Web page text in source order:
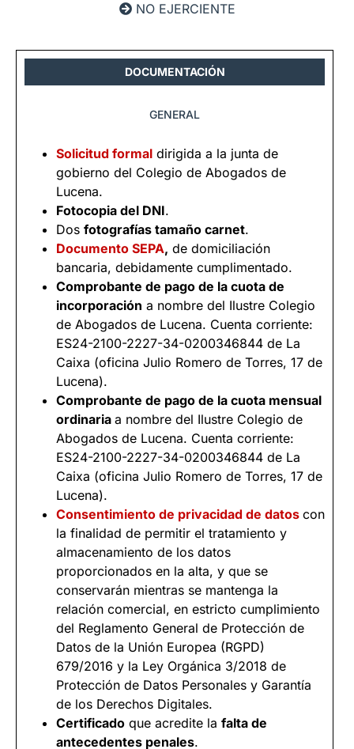
NO EJERCIENTE
DOCUMENTACIÓN
GENERAL
Solicitud formal dirigida a la junta de
gobierno del Colegio de Abogados de
Lucena.
Fotocopia del DNI.
Dos fotografías tamaño carnet.
Documento SEPA, de domiciliación
bancaria, debidamente cumplimentado.
Comprobante de pago de la cuota de
incorporación a nombre del Ilustre Colegio
de Abogados de Lucena. Cuenta corriente:
ES24-2100-2227-34-0200346844 de La
Caixa (oficina Julio Romero de Torres, 17 de
Lucena).
Comprobante de pago de la cuota mensual
ordinaria a nombre del Ilustre Colegio de
Abogados de Lucena. Cuenta corriente:
ES24-2100-2227-34-0200346844 de La
Caixa (oficina Julio Romero de Torres, 17 de
Lucena).
Consentimiento de privacidad de datos con
la finalidad de permitir el tratamiento y
almacenamiento de los datos
proporcionados en la alta, y que se
conservarán mientras se mantenga la
relación comercial, en estricto cumplimiento
del Reglamento General de Protección de
Datos de la Unión Europea (RGPD)
679/2016 y la Ley Orgánica 3/2018 de
Protección de Datos Personales y Garantía
de los Derechos Digitales.
Certificado que acredite la falta de
antecedentes penales.